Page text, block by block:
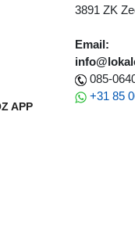
APP
3891 ZK
Email:
085-
+31 85